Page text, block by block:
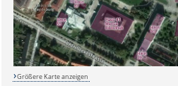
Größere Karte anzeigen